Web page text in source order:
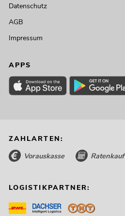
Datenschutz
AGB
Impressum
APPS
ZAHLARTEN:
Vorauskasse Ratenkauf
LOGISTIKPARTNER: